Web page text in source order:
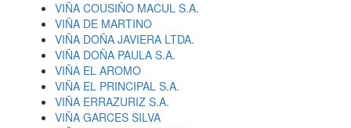
VIÑA COUSIÑO MACUL S.A.
VIÑA DE MARTINO
VIÑA DOÑA JAVIERA LTDA.
VIÑA DOÑA PAULA S.A.
VIÑA EL AROMO
VIÑA EL PRINCIPAL S.A.
VIÑA ERRAZURIZ S.A.
VIÑA GARCES SILVA